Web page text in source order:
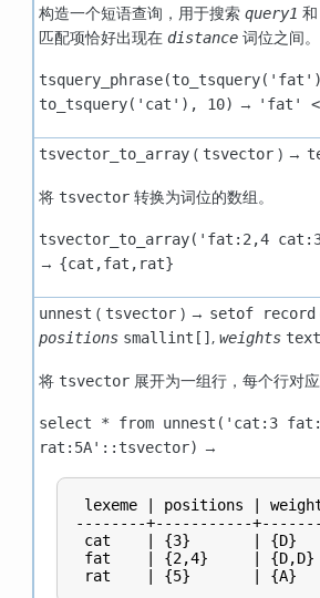
构造一个短语查询，用于搜索 query1 和
匹配项恰好出现在 distance词位之间。
to_tsquery('cat'), 10) → 'fat'
tsvector_to_array( tsvector) →
将 tsvector转换为词位的数组。
tsvector_to_array('fat:2,4
→ {cat,fat,rat}
unnest ( tsvector) → setof record
positions smallint[] , weights text
将 tsvector展开为一组行，每个行对应
select * from unnest('cat:3
rat:5A'::tsvector) →
lexeme | positions |
--------+-----------
cat    | {3}       | {D}
fat    | {2,4}     | {D,D}